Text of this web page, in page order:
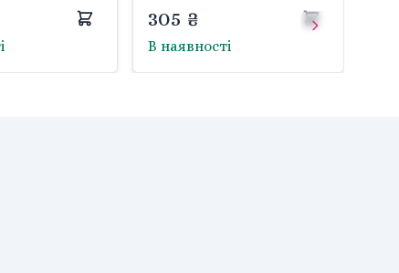
223 Aiyingle
21*16*5см YK7088-1 Китай
305 ₴
В наявності